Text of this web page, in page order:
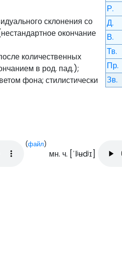
Р.
Д.
В.
Тв.
Пр.
Зв.
склонения со
окончание
количественных
в род. пад.);
фона; стилистически
(файл)
мн. ч. [ˈlʲʉdʲɪ]